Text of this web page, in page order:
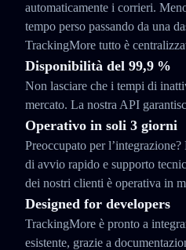
automaticamente i corrieri.
tempo perso passando da una
TrackingMore tutto è
Disponibilità del 99,9 %
Non lasciare che i tempi di
mercato. La nostra API
Operativo in soli 3 giorni
Preoccupato per
di avvio rapido e supporto
dei nostri clienti è operativa in
Designed for developers
TrackingMore è pronto a
esistente, grazie a